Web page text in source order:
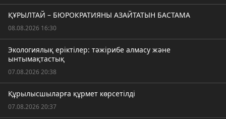
ҚҰРЫЛТАЙ – БЮРОКРАТИЯНЫ АЗАЙТАТЫН БАСТАМА
08.08.2026 16:30
Экологиялық еріктілер: тәжірибе алмасу және
ынтымақтастық
07.08.2026 20:38
Құрылысшыларға құрмет көрсетілді
07.08.2026 20:37